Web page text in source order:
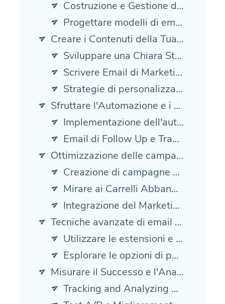
Costruzione e Gestione della Tua Lista Email
Progettare modelli di email efficaci
Creare i Contenuti della Tua Email
Sviluppare una Chiara Strategia di Marketing
Scrivere Email di Marketing Persuasive
Strategie di personalizzazione e segmentazione
Sfruttare l'Automazione e i Flussi di Lavoro
Implementazione dell'automazione del marketing via email
Email di Follow Up e Transazionali Automatizzate
Ottimizzazione delle campagne per la conversione
Creazione di campagne specializzate per la fidelizzazione dei clienti
Mirare ai Carrelli Abbandonati con Email Automatiche
Integrazione del Marketing SMS per un Raggiungimento Migliorato
Tecniche avanzate di email marketing per WooCommerce
Utilizzare le estensioni e le sottoscrizioni di WooCommerce
Esplorare le opzioni di personalizzazione delle email di WooCommerce
Misurare il Successo e l'Analisi
Tracking and Analyzing Campaign Performance